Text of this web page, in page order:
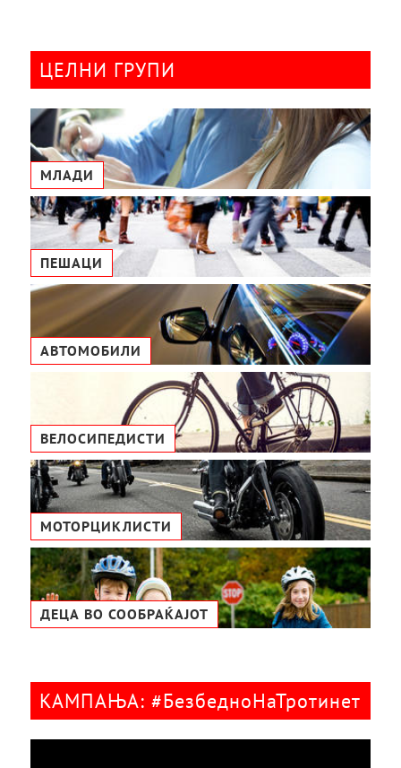
ЦЕЛНИ ГРУПИ
МЛАДИ
ПЕШАЦИ
АВТОМОБИЛИ
ВЕЛОСИПЕДИСТИ
МОТОРЦИКЛИСТИ
ДЕЦА ВО СООБРАЌАЈОТ
КАМПАЊА: #БезбедноНаТротинет